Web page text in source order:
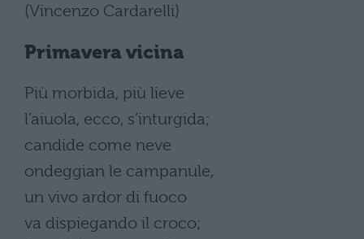
(Vincenzo Cardarelli)
Primavera vicina
Più morbida, più lieve
l’aiuola, ecco, s’inturgida;
candide come neve
ondeggian le campanule,
un vivo ardor di fuoco
va dispiegando il croco;